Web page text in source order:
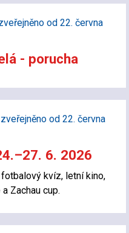
od 22. června
- porucha
od 22. června
6. 2026
fotbalový kvíz, letní kino,
Zachau cup.